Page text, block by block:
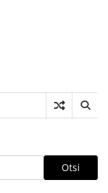
Otsi